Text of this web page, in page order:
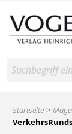
Suche
Startseite